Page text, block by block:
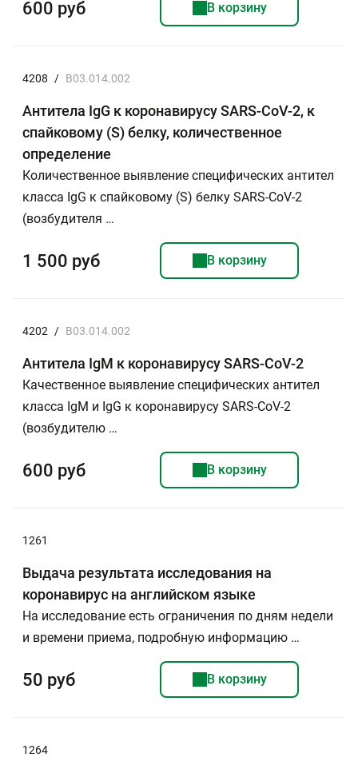
600 руб В корзину
4208 / B03.014.002
Антитела IgG к коронавирусу SARS-CoV-2, к
спайковому (S) белку, количественное
определение
Количественное выявление специфических антител
класса IgG к спайковому (S) белку SARS-CoV-2
(возбудителя …
1 500 руб В корзину
4202 / B03.014.002
Антитела IgМ к коронавирусу SARS-CoV-2
Качественное выявление специфических антител
класса IgМ и IgG к коронавирусу SARS-CoV-2
(возбудителю …
600 руб В корзину
1261
Выдача результата исследования на
коронавирус на английском языке
На исследование есть ограничения по дням недели
и времени приема, подробную информацию …
50 руб В корзину
1264